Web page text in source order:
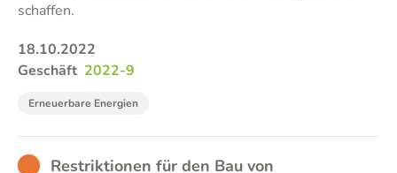
schaffen.
18.10.2022
Geschäft 2022-9
Erneuerbare Energien
BAD Restriktionen für den Bau von